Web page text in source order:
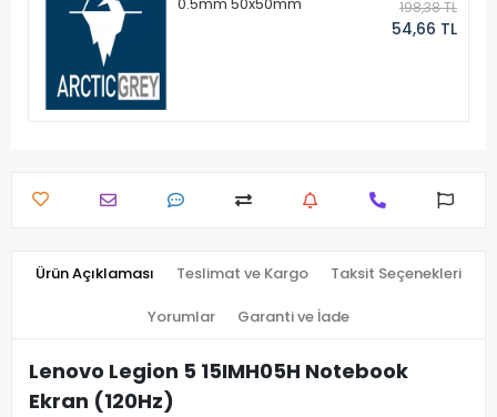
0.5mm 50x50mm
198,38 TL
54,66 TL
Ürün Açıklaması Teslimat ve Kargo Taksit Seçenekleri
Yorumlar Garanti ve İade
Lenovo Legion 5 15IMH05H Notebook
Ekran (120Hz)